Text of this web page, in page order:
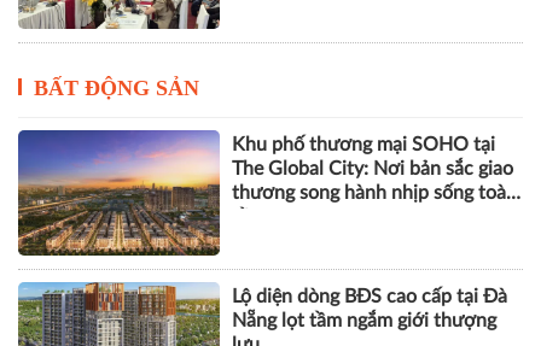
BẤT ĐỘNG SẢN
Khu phố thương mại SOHO tại
The Global City: Nơi bản sắc giao
thương song hành nhịp sống toàn
Lộ diện dòng BĐS cao cấp tại Đà
Nẵng lọt tầm ngắm giới thượng